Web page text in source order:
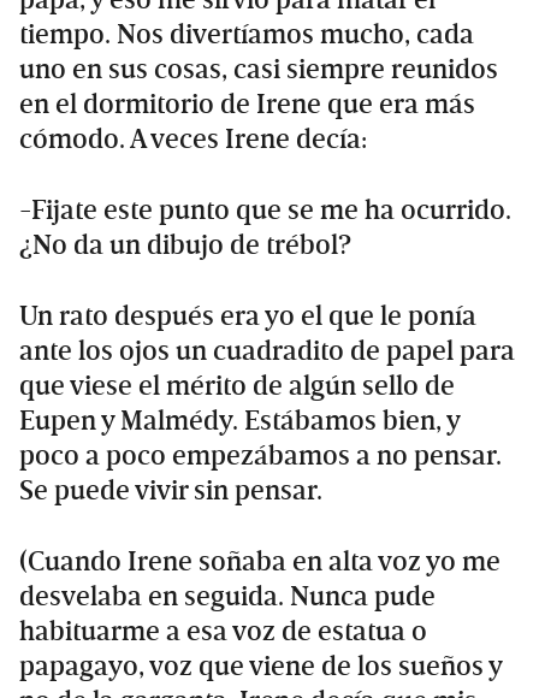
tiempo. Nos divertíamos mucho, cada
uno en sus cosas, casi siempre reunidos
en el dormitorio de Irene que era más
cómodo. A veces Irene decía:
-Fijate este punto que se me ha ocurrido.
¿No da un dibujo de trébol?
Un rato después era yo el que le ponía
ante los ojos un cuadradito de papel para
que viese el mérito de algún sello de
Eupen y Malmédy. Estábamos bien, y
poco a poco empezábamos a no pensar.
Se puede vivir sin pensar.
(Cuando Irene soñaba en alta voz yo me
desvelaba en seguida. Nunca pude
habituarme a esa voz de estatua o
papagayo, voz que viene de los sueños y